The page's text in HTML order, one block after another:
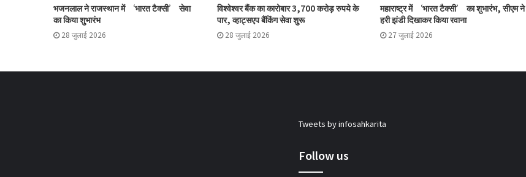
एनसीयूआई ने की मॉरीशस प्रतिनिधिमंडल की
51% की वृद्धि
प्रगति की समीक्षा की
भजनलाल ने राजस्थान में ‘भारत टैक्सी’ सेवा
का किया शुभारंभ
28 जुलाई 2026
विश्वेश्वर बैंक का कारोबार 3,700 करोड़ रुपये के
पार, व्हाट्सएप बैंकिंग सेवा शुरू
28 जुलाई 2026
महाराष्ट्र में ‘भारत टैक्सी’ का शुभारंभ, सीएम ने
हरी झंडी दिखाकर किया रवाना
27 जुलाई 2026
Tweets by infosahkarita
Follow us